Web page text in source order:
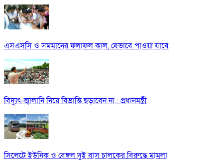
এসএসসি ও সমমানের ফলাফল কাল, যেভাবে পাওয়া যাবে
বিদ্যুৎ-জ্বালানি নিয়ে বিভ্রান্তি ছড়াবেন না : প্রধানমন্ত্রী
সিলেটে ইউনিক ও বেঙ্গল দুই বাস চালকের বিরুদ্ধে মামলা